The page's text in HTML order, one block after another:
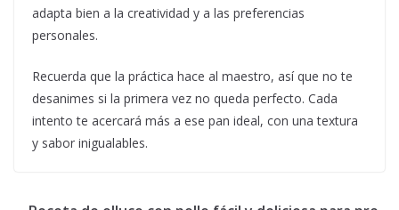
adapta bien a la creatividad y a las preferencias
personales.
Recuerda que la práctica hace al maestro, así que no te
desanimes si la primera vez no queda perfecto. Cada
intento te acercará más a ese pan ideal, con una textura
y sabor inigualables.